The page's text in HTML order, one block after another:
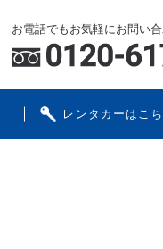
お電話でもお気軽にお問い
レンタカーはこち